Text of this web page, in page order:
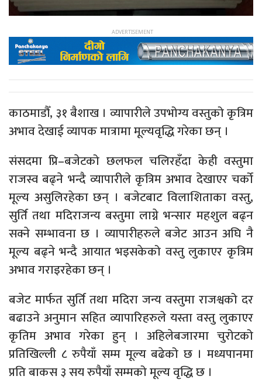
काठमाडौँ, ३१ बैशाख । व्यापारीले उपभोग्य वस्तुको कृत्रिम
अभाव देखाई व्यापक मात्रामा मूल्यवृद्धि गरेका छन् ।
संसदमा प्रि–बजेटको छलफल चलिरहँदा केही वस्तुमा
राजस्व बढ्ने भन्दै व्यापारीले कृत्रिम अभाव देखाएर चर्को
मूल्य असुलिरहेका छन् । बजेटबाट विलाशिताका वस्तु,
सुर्ति तथा मदिराजन्य बस्तुमा लाग्ने भन्सार महशुल बढ्न
सक्ने सम्भावना छ । व्यापारीहरुले बजेट आउन अघि नै
मूल्य बढ्ने भन्दै आयात भइसकेको वस्तु लुकाएर कृत्रिम
अभाव गराइरहेका छन् ।
बजेट मार्फत सुर्ति तथा मदिरा जन्य वस्तुमा राजश्वको दर
बढाउने अनुमान सहित व्यापारिहरुले यस्ता वस्तु लुकाएर
कृतिम अभाव गरेका हुन् । अहिलेबजारमा चुरोटको
प्रतिखिल्ली ८ रुपैयाँ सम्म मूल्य बढेको छ । मध्यपानमा
प्रति बाकस ३ सय रुपैयाँ सम्मको मूल्य वृद्धि छ ।